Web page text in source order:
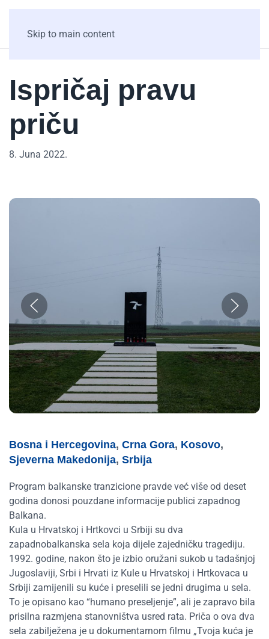
Skip to main content
Ispričaj pravu
priču
8. Juna 2022.
Bosna i Hercegovina, Crna Gora, Kosovo,
Sjeverna Makedonija, Srbija
Program balkanske tranzicione pravde već više od deset
godina donosi pouzdane informacije publici zapadnog
Balkana.
Kula u Hrvatskoj i Hrtkovci u Srbiji su dva
zapadnobalkanska sela koja dijele zajedničku tragediju.
1992. godine, nakon što je izbio oružani sukob u tadašnjoj
Jugoslaviji, Srbi i Hrvati iz Kule u Hrvatskoj i Hrtkovaca u
Srbiji zamijenili su kuće i preselili se jedni drugima u sela.
To je opisano kao “humano preseljenje”, ali je zapravo bila
prisilna razmjena stanovništva usred rata. Priča o ova dva
sela zabilježena je u dokumentarnom filmu „Tvoja kuća je